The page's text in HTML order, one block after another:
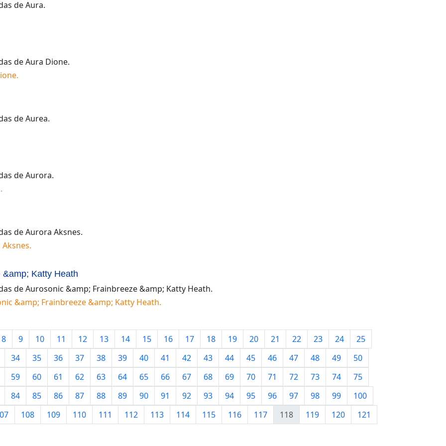
deAura.
deAura Dione.
.
deAurea.
deAurora.
.
deAurora Aksnes.
.
Katty Heath
deAurosonic &amp; Frainbreeze &amp; Katty Heath.
&amp; Frainbreeze &amp; Katty Heath.
8 9 10 11 12 13 14 15 16 17 18 19 20 21 22 23 24
25
34
35 36 37 38 39 40 41 42 43 44 45 46 47 48 49
50
59
60 61 62 63 64 65 66 67 68 69 70 71 72 73 74
75
84
85 86 87 88 89 90 91 92 93 94 95 96 97 98 99
100
108 109 110 111 112 113 114 115 116 117 118 119 120 121